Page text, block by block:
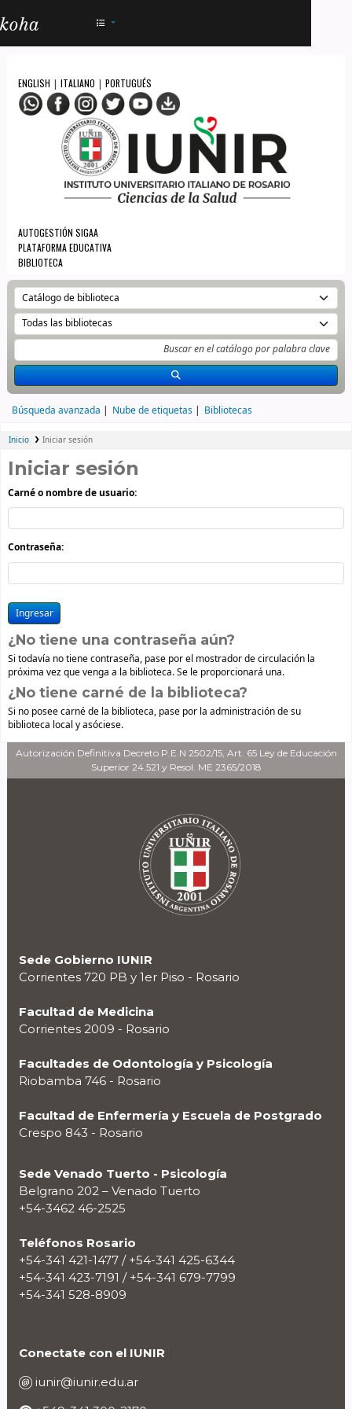
ENGLISH | ITALIANO | PORTUGUÉS
AUTOGESTIÓN SIGAA
PLATAFORMA EDUCATIVA
BIBLIOTECA
Búsqueda avanzada Nube de etiquetas Bibliotecas
Inicio Iniciar sesión
Iniciar sesión
Carné o nombre de usuario:
Contraseña:
¿No tiene una contraseña aún?
Si todavía no tiene contraseña, pase por el mostrador de circulación la
próxima vez que venga a la biblioteca. Se le proporcionará una.
¿No tiene carné de la biblioteca?
Si no posee carné de la biblioteca, pase por la administración de su
biblioteca local y asóciese.
Autorización Definitiva Decreto P.E.N 2502/15, Art. 65 Ley de Educación
Superior 24.521 y Resol. ME 2365/2018
Sede Gobierno IUNIR
Corrientes 720 PB y 1er Piso - Rosario
Facultad de Medicina
Corrientes 2009 - Rosario
Facultades de Odontología y Psicología
Riobamba 746 - Rosario
Facultad de Enfermería y Escuela de Postgrado
Crespo 843 - Rosario
Sede Venado Tuerto - Psicología
Belgrano 202 – Venado Tuerto
+54-3462 46-2525
Teléfonos Rosario
+54-341 421-1477 / +54-341 425-6344
+54-341 423-7191 / +54-341 679-7799
+54-341 528-8909
Conectate con el IUNIR
iunir@iunir.edu.ar